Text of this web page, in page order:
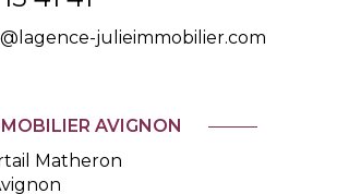
julieimmobilier.com
AVIGNON
Matheron